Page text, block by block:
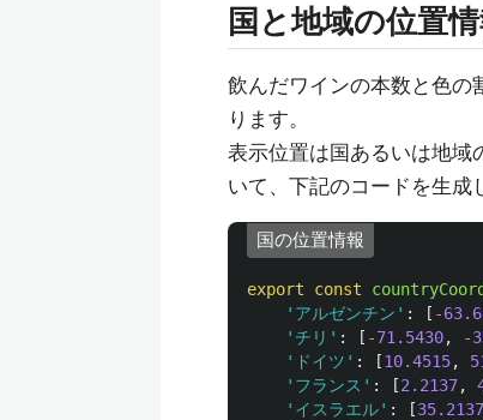
国と地域の位置
飲んだワインの本数と色の
ります。
表示位置は国あるいは地域
いて、下記のコードを生成
国の位置情報
export const
' アルゼンチン ' : [ -
'チリ ' : [ -71.5430, -
' ドイツ ' : [10.4515,
' フランス ' : [2.2137,
' イスラエル' : [35.2137